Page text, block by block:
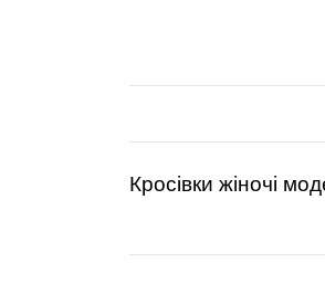
Кросівки жіночі